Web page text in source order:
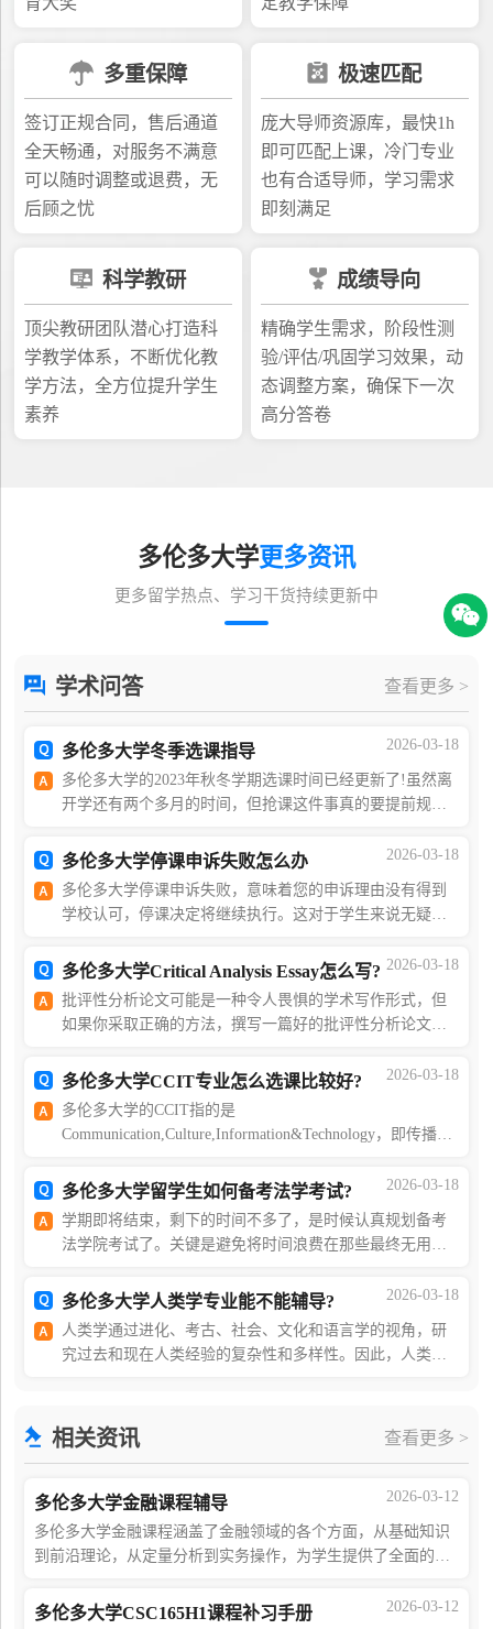
多重保障
签订正规合同，售后通道
全天畅通，对服务不满意
可以随时调整或退费，无
后顾之忧
极速匹配
庞大导师资源库，最快1h
即可匹配上课，冷门专业
也有合适导师，学习需求
即刻满足
科学教研
顶尖教研团队潜心打造科
学教学体系，不断优化教
学方法，全方位提升学生
素养
成绩导向
精确学生需求，阶段性测
验/评估/巩固学习效果，动
态调整方案，确保下一次
高分答卷
多伦多大学更多资讯
更多留学热点、学习干货持续更新中
学术问答 查看更多 >
2026-03-18
多伦多大学冬季选课指导
多伦多大学的2023年秋冬学期选课时间已经更新了!虽然离
开学还有两个多月的时间，但抢课这件事真的要提前规划
大事。首先，让我们来了解一下2023年秋冬学期的假2026-03-18
多伦多大学停课申诉失败怎么办
多伦多大学停课申诉失败，意味着您的申诉理由没有得到
学校认可，停课决定将继续执行。这对于学生来说无疑是
可以采取一些措施来维护自己的权益，并寻求解决问2026-03-18
多伦多大学Critical Analysis Essay怎么写?
批评性分析论文可能是一种令人畏惧的学术写作形式，但
如果你采取正确的方法，撰写一篇好的批评性分析论文就
以寻求海马课堂论文辅导。一、什么是批评性分析论2026-03-18
多伦多大学CCIT专业怎么选课比较好?
多伦多大学的CCIT指的是
Communication,Culture,Information&Technology，即传播、
个方面，因此选课时需要考虑诸多因素。本文将探讨一些
2026-03-18
多伦多大学留学生如何备考法学考试?
学期即将结束，剩下的时间不多了，是时候认真规划备考
法学院考试了。关键是避免将时间浪费在那些最终无用的
展。如果还没有，就必须集中精力加快进度!在学期末依
2026-03-18
多伦多大学人类学专业能不能辅导?
人类学通过进化、考古、社会、文化和语言学的视角，研
究过去和现在人类经验的复杂性和多样性。因此，人类学
相关资讯 查看更多 >
2026-03-12
多伦多大学金融课程辅导
多伦多大学金融课程涵盖了金融领域的各个方面，从基础知识
到前沿理论，从定量分析到实务操作，为学生提供了全面的金
战尤为突出。为了能够克服学习障碍，
2026-03-12
多伦多大学CSC165H1课程补习手册